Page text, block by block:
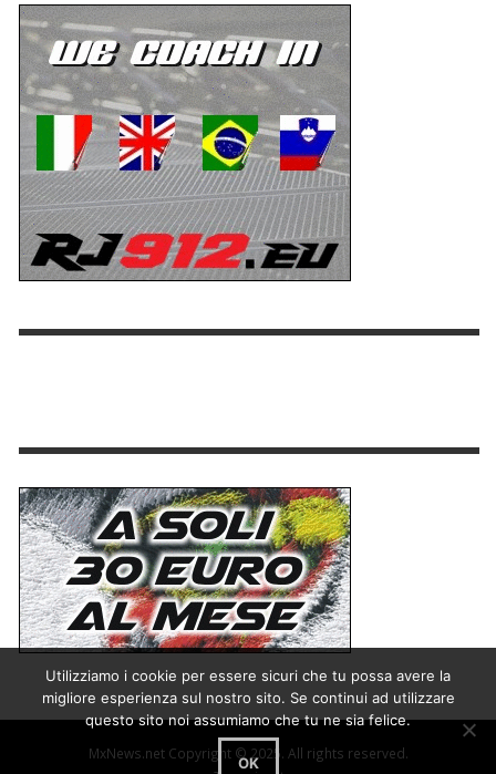
MxNews.net Copyright © 2025. All rights reserved.
Utilizziamo i cookie per essere sicuri che tu possa avere la
migliore esperienza sul nostro sito. Se continui ad utilizzare
questo sito noi assumiamo che tu ne sia felice.
OK